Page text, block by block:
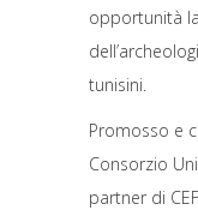
opportunità
tunisini.
Promosso e
Consorzio
partner di